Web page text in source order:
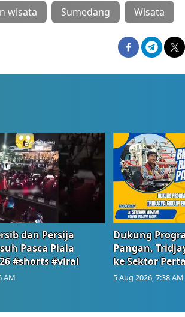
wisata Sumedang Wisata
dan Persija
Pasca Piala
#shorts #viral
AM
Dukung
Pangan,
ke Sektor
5 Aug 2026, 7:38 AM